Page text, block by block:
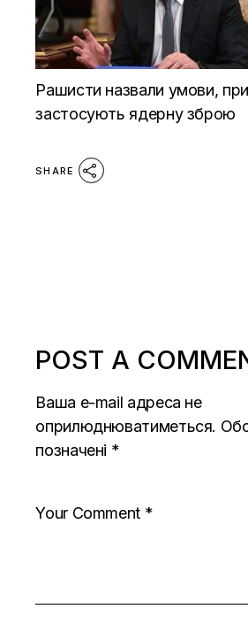
Рашисти назвали умови,
застосують ядерну зброю
SHARE
POST A
Ваша e-mail адреса не
оприлюднюватиметься.
позначені *